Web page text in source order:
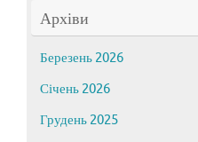
Архіви
Березень 2026
Січень 2026
Грудень 2025